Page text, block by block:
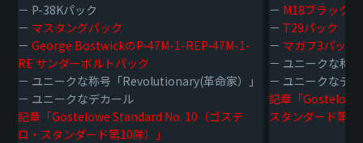
－ P-38Kパック
－ マスタングパック
－George BostwickのP-47M-1-REP-47M-1-
RE サンダーボルトパック
－ ユニークな称号「Revolutionary(革命家）」
－ ユニークなデカール
記章「Gostelowe Standard No. 10（ゴステ
ロ・スタンダード第10隊）」
－ M18ブラック
－ T29パック
－ マガフ3パック
－ ユニークな称
－ ユニークなデ
記章「
スタンダード第